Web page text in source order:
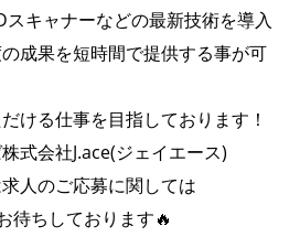
キャナーなどの最新技術を導入
成果を短時間で提供する事が可
ける仕事を目指しております！
式会社J.ace(ジェイエース)
人のご応募に関しては
待ちしております🔥